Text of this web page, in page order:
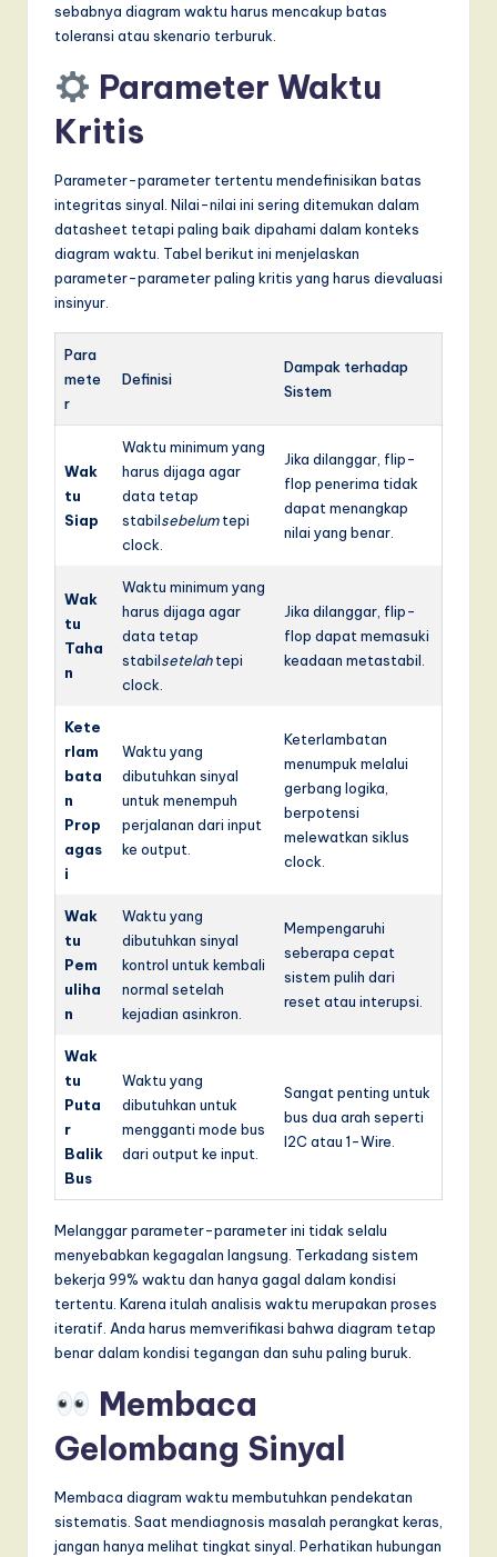
sebabnya diagram waktu harus mencakup batas
toleransi atau skenario terburuk.
Parameter Waktu
Kritis
Parameter-parameter tertentu mendefinisikan batas
integritas sinyal. Nilai-nilai ini sering ditemukan dalam
datasheet tetapi paling baik dipahami dalam konteks
diagram waktu. Tabel berikut ini menjelaskan
parameter-parameter paling kritis yang harus dievaluasi
insinyur.
Para
mete
r
Definisi
Dampak terhadap
Sistem
Wak
tu
Siap
Waktu minimum yang
harus dijaga agar
data tetap
stabilsebelumtepi
clock.
Jika dilanggar, flip-
flop penerima tidak
dapat menangkap
nilai yang benar.
Wak
tu
Taha
n
Waktu minimum yang
harus dijaga agar
data tetap
stabilsetelahtepi
clock.
Jika dilanggar, flip-
flop dapat memasuki
keadaan metastabil.
Kete
rlam
bata
n
Prop
agas
i
Waktu yang
dibutuhkan sinyal
untuk menempuh
perjalanan dari input
ke output.
Keterlambatan
menumpuk melalui
gerbang logika,
berpotensi
melewatkan siklus
clock.
Wak
tu
Pem
uliha
n
Waktu yang
dibutuhkan sinyal
kontrol untuk kembali
normal setelah
kejadian asinkron.
Mempengaruhi
seberapa cepat
sistem pulih dari
reset atau interupsi.
Wak
tu
Puta
r
Balik
Bus
Waktu yang
dibutuhkan untuk
mengganti mode bus
dari output ke input.
Sangat penting untuk
bus dua arah seperti
I2C atau 1-Wire.
Melanggar parameter-parameter ini tidak selalu
menyebabkan kegagalan langsung. Terkadang sistem
bekerja 99% waktu dan hanya gagal dalam kondisi
tertentu. Karena itulah analisis waktu merupakan proses
iteratif. Anda harus memverifikasi bahwa diagram tetap
benar dalam kondisi tegangan dan suhu paling buruk.
Membaca
Gelombang Sinyal
Membaca diagram waktu membutuhkan pendekatan
sistematis. Saat mendiagnosis masalah perangkat keras,
jangan hanya melihat tingkat sinyal. Perhatikan hubungan